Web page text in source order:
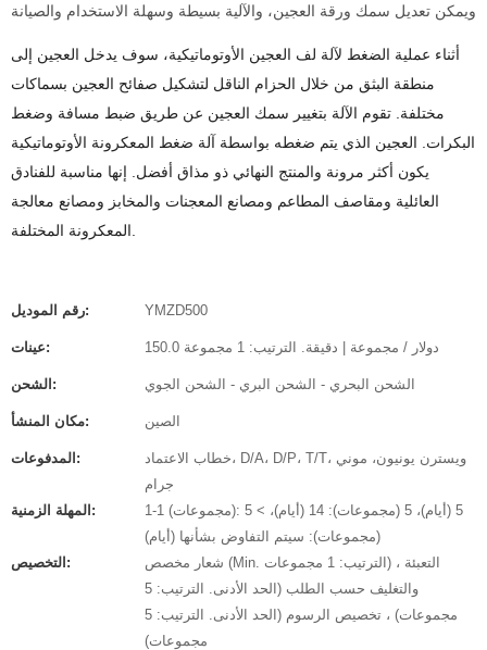
ويمكن تعديل سمك ورقة العجين، والآلية بسيطة وسهلة الاستخدام والصيانة
أثناء عملية الضغط لآلة لف العجين الأوتوماتيكية، سوف يدخل العجين إلى
منطقة البثق من خلال الحزام الناقل لتشكيل صفائح العجين بسماكات
مختلفة. تقوم الآلة بتغيير سمك العجين عن طريق ضبط مسافة وضغط
البكرات. العجين الذي يتم ضغطه بواسطة آلة ضغط المعكرونة الأوتوماتيكية
يكون أكثر مرونة والمنتج النهائي ذو مذاق أفضل. إنها مناسبة للفنادق
العائلية ومقاصف المطاعم ومصانع المعجنات والمخابز ومصانع معالجة
رقم الموديل: YMZD500
عينات: 150.0 دولار / مجموعة | دقيقة. الترتيب: 1 مجموعة
الشحن: الشحن البحري - الشحن البري - الشحن الجوي
مكان المنشأ: الصين
المدفوعات:
خطاب الاعتماد، D/A، D/P، T/T، ويسترن يونيون، موني
جرام
المهلة الزمنية:
1-1 (مجموعات): 5 (أيام)، 5 (مجموعات): 14 (أيام)، > 5
(مجموعات): سيتم التفاوض بشأنها (أيام)
التخصيص:
شعار مخصص (Min. الترتيب: 1 مجموعات) ، التعبئة
والتغليف حسب الطلب (الحد الأدنى. الترتيب: 5
مجموعات) ، تخصيص الرسوم (الحد الأدنى. الترتيب: 5
مجموعات)